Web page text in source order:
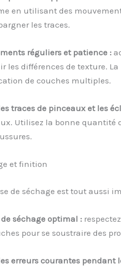
en utilisant des
les traces.
réguliers et patience :
les différences de texture.
de couches multiples.
traces de pinceaux et les
Utilisez la bonne quantité
et finition
de séchage est tout aussi
de séchage optimal :
pour se soustraire des
erreurs courantes pendant